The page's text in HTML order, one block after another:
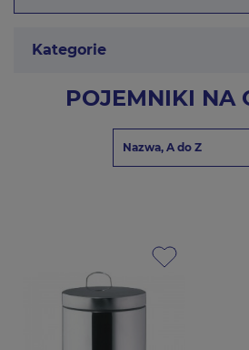
Kategorie
POJEMNIKI NA
Nazwa, A do Z